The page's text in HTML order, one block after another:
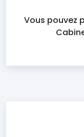
Vous pouvez